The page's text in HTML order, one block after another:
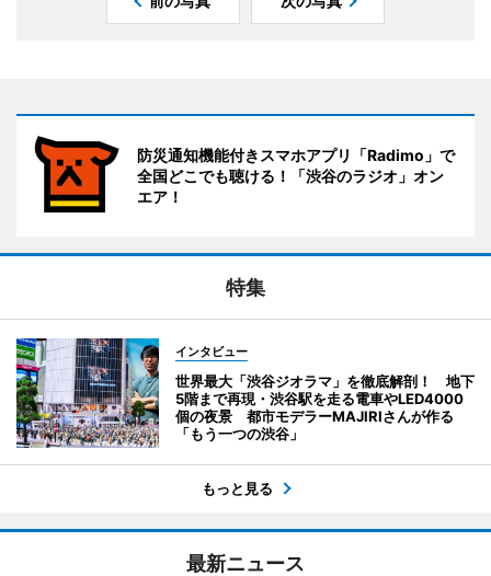
防災通知機能付きスマホアプリ「Radimo」で
全国どこでも聴ける！「渋谷のラジオ」オン
エア！
特集
インタビュー
世界最大「渋谷ジオラマ」を徹底解剖！ 地下
5階まで再現・渋谷駅を走る電車やLED4000
個の夜景 都市モデラーMAJIRIさんが作る
「もう一つの渋谷」
もっと見る
最新ニュース